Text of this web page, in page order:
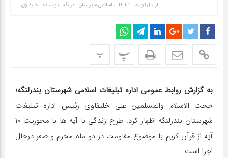
ارسال توسط : تبلیغات اسلامی شهرستان بندرلنگه نویسنده : خلیفاوی
پ پ
به گزارش روابط عمومی اداره تبلیغات اسلامی شهرستان بندرلنگه؛
حجت الاسلام والمسلمین علی خلیفاوی رئیس اداره تبلیغات
شهرستان بندرلنگه اظهار کرد: طرح زندگی با آیه ها با محوریت ۱۰
آیه از قرآن کریم با موضوع مقاومت در دو ماه محرم و صفر درحال
اجرا است.